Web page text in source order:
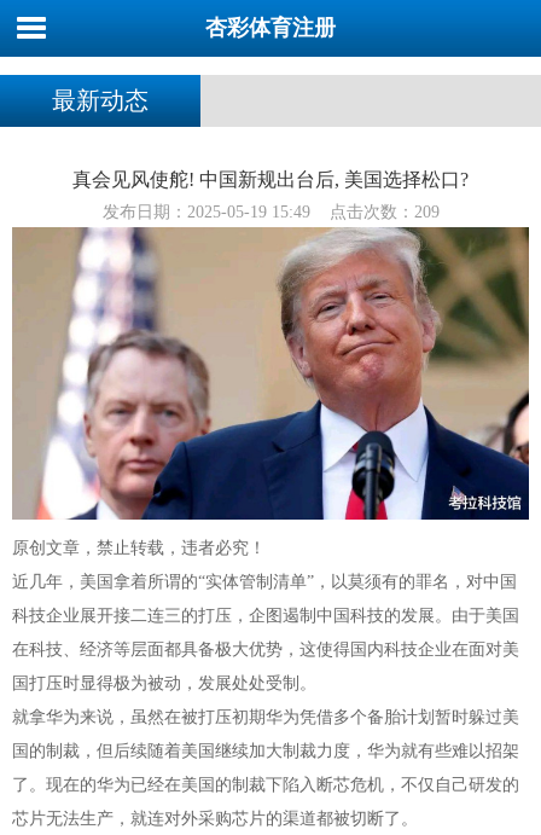
杏彩体育注册
最新动态
真会见风使舵! 中国新规出台后, 美国选择松口?
发布日期：2025-05-19 15:49 点击次数：209
原创文章，禁止转载，违者必究！
近几年，美国拿着所谓的“实体管制清单”，以莫须有的罪名，对中国
科技企业展开接二连三的打压，企图遏制中国科技的发展。由于美国
在科技、经济等层面都具备极大优势，这使得国内科技企业在面对美
国打压时显得极为被动，发展处处受制。
就拿华为来说，虽然在被打压初期华为凭借多个备胎计划暂时躲过美
国的制裁，但后续随着美国继续加大制裁力度，华为就有些难以招架
了。现在的华为已经在美国的制裁下陷入断芯危机，不仅自己研发的
芯片无法生产，就连对外采购芯片的渠道都被切断了。